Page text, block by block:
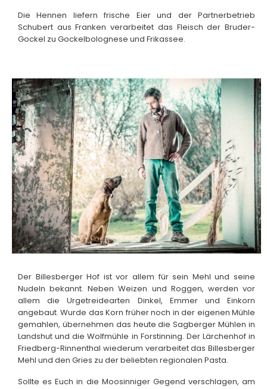
Die Hennen liefern frische Eier und der Partnerbetrieb
Schubert aus Franken verarbeitet das Fleisch der Bruder-
Gockel zu Gockelbolognese und Frikassee.
Der Billesberger Hof ist vor allem für sein Mehl und seine
Nudeln bekannt. Neben Weizen und Roggen, werden vor
allem die Urgetreidearten Dinkel, Emmer und Einkorn
angebaut. Wurde das Korn früher noch in der eigenen Mühle
gemahlen, übernehmen das heute die Sagberger Mühlen in
Landshut und die Wolfmühle in Forstinning. Der Lärchenhof in
Friedberg-Rinnenthal wiederum verarbeitet das Billesberger
Mehl und den Gries zu der beliebten regionalen Pasta.
Sollte es Euch in die Moosinniger Gegend verschlagen, am